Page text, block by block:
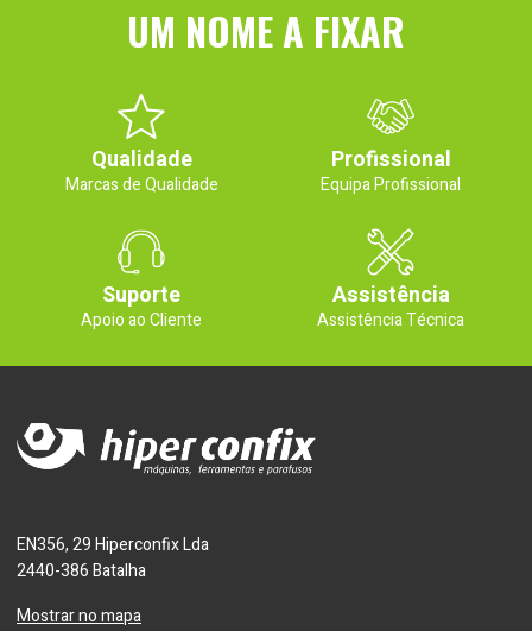
UM NOME A FIXAR
Qualidade
Marcas de Qualidade
Profissional
Equipa Profissional
Suporte
Apoio ao Cliente
Assistência
Assistência Técnica
EN356, 29 Hiperconfix Lda
2440-386 Batalha
Mostrar no mapa